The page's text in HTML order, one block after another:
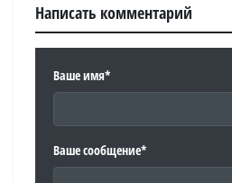
Написать комментарий
Ваше имя*
Ваше сообщение*